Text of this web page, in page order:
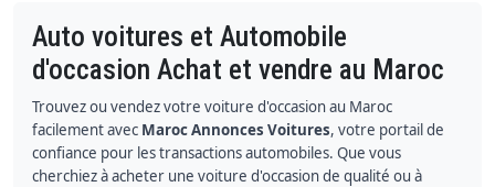
Auto voitures et Automobile
d'occasion Achat et vendre au Maroc
Trouvez ou vendez votre voiture d'occasion au Maroc
facilement avec Maroc Annonces Voitures, votre portail de
confiance pour les transactions automobiles. Que vous
cherchiez à acheter une voiture d'occasion de qualité ou à